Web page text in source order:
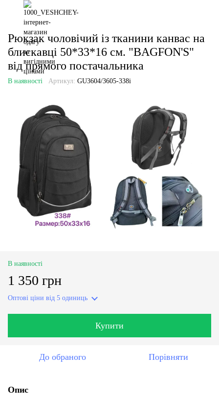
Рюкзак чоловічий із тканини канвас на
блискавці 50*33*16 см. "BAGFON'S"
від прямого постачальника
В наявності Артикул: GU3604/3605-338i
В наявності
1 350 грн
Оптові ціни від 5 одиниць
Купити
До обраного Порівняти
Опис